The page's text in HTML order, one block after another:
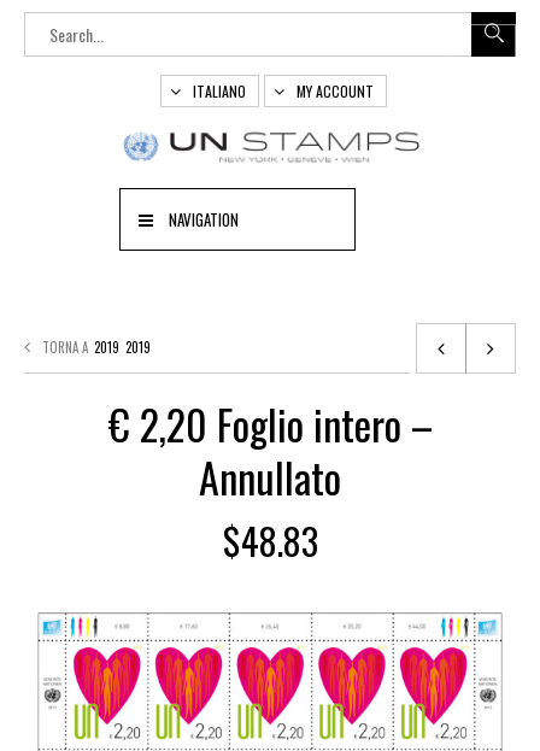
ITALIANO MY ACCOUNT
NAVIGATION
TORNA A 2019 2019
€ 2,20 Foglio intero –
Annullato
$48.83